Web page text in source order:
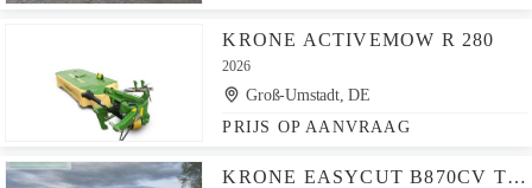
KRONE ACTIVEMOW R 280
2026
Groß-Umstadt, DE
PRIJS OP AANVRAAG
KRONE EASYCUT B870CV TRIPLE S